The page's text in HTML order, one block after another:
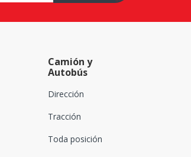
Camión y
Autobús
Dirección
Tracción
Toda posición